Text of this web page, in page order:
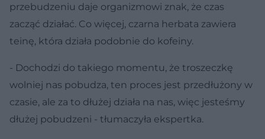
przebudzeniu daje organizmowi znak, że czas
zacząć działać. Co więcej, czarna herbata zawiera
teinę, która działa podobnie do kofeiny.
- Dochodzi do takiego momentu, że troszeczkę
wolniej nas pobudza, ten proces jest przedłużony w
czasie, ale za to dłużej działa na nas, więc jesteśmy
dłużej pobudzeni - tłumaczyła ekspertka.